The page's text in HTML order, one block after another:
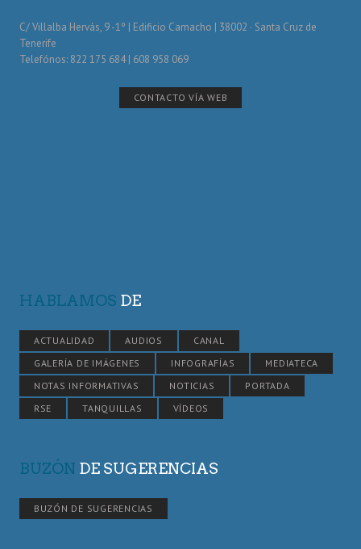
C/ Villalba Hervás, 9 -1º | Edificio Camacho | 38002 · Santa Cruz de
Tenerife
Telefónos: 822 175 684 | 608 958 069
CONTACTO VÍA WEB
HABLAMOS DE
ACTUALIDAD AUDIOS
CANAL
GALERÍA DE IMÁGENES
INFOGRAFÍAS
MEDIATECA
NOTAS INFORMATIVAS
NOTICIAS
PORTADA
RSE
TANQUILLAS VÍDEOS
BUZÓN DE SUGERENCIAS
BUZÓN DE SUGERENCIAS